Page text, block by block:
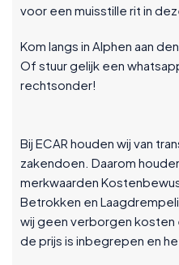
voor een muisstille rit in
Kom langs in Alphen aan
Of stuur gelijk een
rechtsonder!
Bij ECAR houden wij van
zakendoen. Daarom
merkwaarden
Betrokken en
wij geen verborgen kosten
de prijs is inbegrepen en